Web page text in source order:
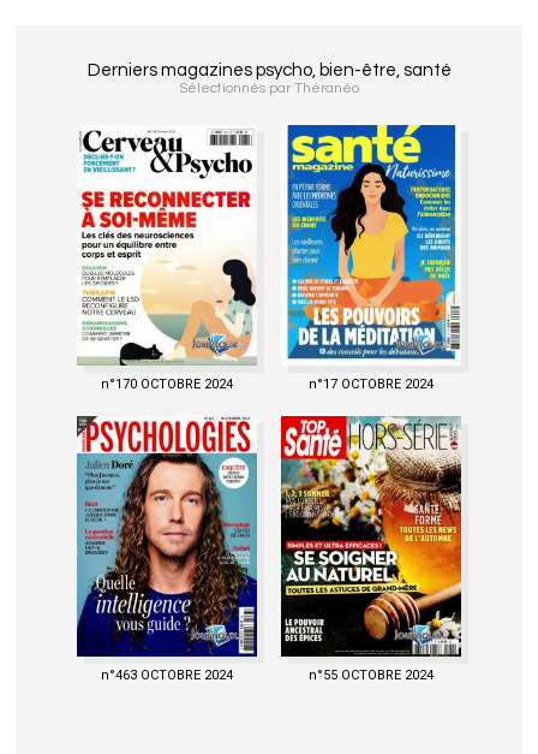
Derniers magazines psycho, bien-être, santé
Sélectionnés par Théranéo
n°170 OCTOBRE 2024 n°17 OCTOBRE 2024
n°463 OCTOBRE 2024 n°55 OCTOBRE 2024